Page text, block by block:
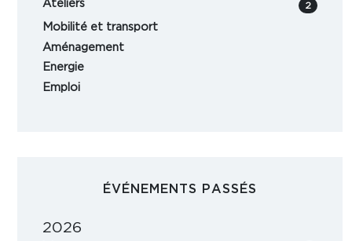
Ateliers
2
Mobilité et transport
Aménagement
Energie
Emploi
ÉVÉNEMENTS PASSÉS
2026